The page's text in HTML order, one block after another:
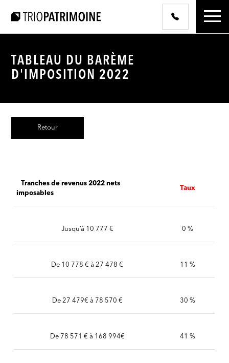
TABLEAU DU BARÈME
D'IMPOSITION 2022
Retour
Tranches de revenus 2022 nets
imposables
Taux
Jusqu’à 10 777 € 0 %
De 10 778 € à 27 478 € 11 %
De 27 479€ à 78 570 € 30 %
De 78 571 € à 168 994€ 41 %